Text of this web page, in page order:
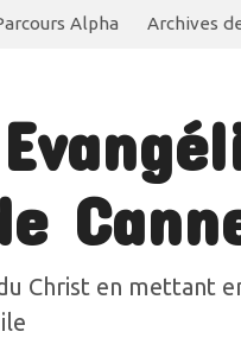
Alpha Archives
Christ en mettant